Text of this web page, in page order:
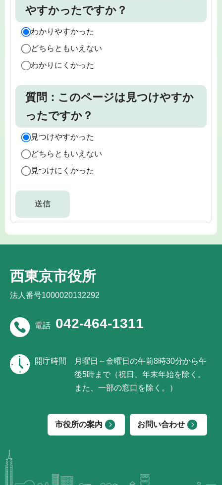
やすかったですか？
わかりやすかった
どちらともいえない
わかりにくかった
質問：このページは見つけやすか
ったですか？
見つけやすかった
どちらともいえない
見つけにくかった
西東京市役所
法人番号1000020132292
電話 042-464-1311
開庁時間
月曜日～金曜日の午前8時30分から午
後5時まで（祝日、年末年始を除く。
また、一部の窓口を除く。）
市役所の案内 お問い合わせ